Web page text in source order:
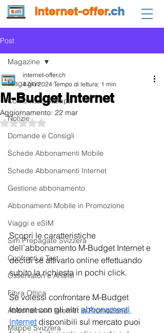
internet-offer.ch
Post
Magazine
Comunicati Stampa
Notizie
Domande e Consigli
Schede Abbonamenti Mobile
Schede Abbonamenti Internet
Gestione abbonamento
Abbonamenti Mobile in Promozione
Viaggi e eSIM
Sim Prepagate Svizzera
Confronti e Test
Osservatori e Analisi
Fibra Ottica
Abbonamenti Internet in Promozione
Mappe Svizzera
Magazine
M-Budget Internet
internet-offer.ch
4 giu 2024 Tempo di lettura: 1 min
Aggiornamento: 22 mar
Valutazione NaN stelle su 5.
Scopri le caratteristiche
dell’abbonamento M-Budget Internet e
decidi se attivarlo online effettuando
subito la richiesta in pochi click.
Se volessi confrontare M-Budget
Internet con gli altri abbonamenti
internet disponibili sul mercato puoi